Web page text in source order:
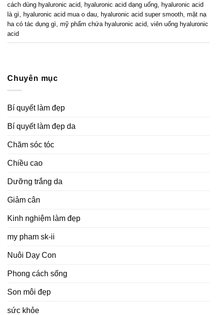
cách dùng hyaluronic acid hyaluronic acid dạng uống hyaluronic acid
là gì hyaluronic acid mua o dau hyaluronic acid super smooth mặt nạ
ha có tác dụng gì mỹ phẩm chứa hyaluronic acid viên uống hyaluronic
acid
Chuyên mục
Bí quyết làm đẹp
Bí quyết làm đẹp da
Chăm sóc tóc
Chiều cao
Dưỡng trắng da
Giảm cân
Kinh nghiệm làm đẹp
my pham sk-ii
Nuôi Dạy Con
Phong cách sống
Son môi đẹp
sức khỏe